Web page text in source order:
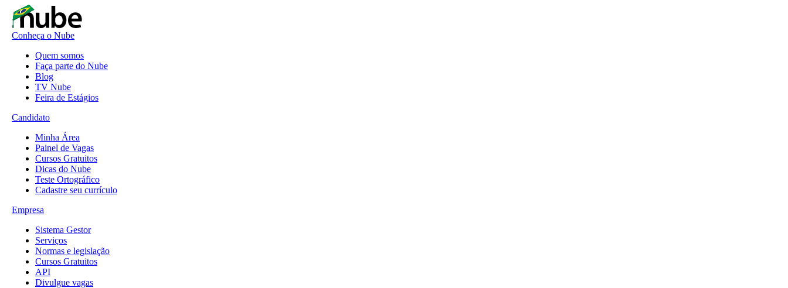
Conheça o Nube
Quem somos
Faça parte do Nube
Blog
TV Nube
Feira de Estágios
Candidato
Minha Área
Painel de Vagas
Cursos Gratuitos
Dicas do Nube
Teste Ortográfico
Cadastre seu currículo
Empresa
Sistema Gestor
Serviços
Normas e legislação
Cursos Gratuitos
API
Divulgue vagas